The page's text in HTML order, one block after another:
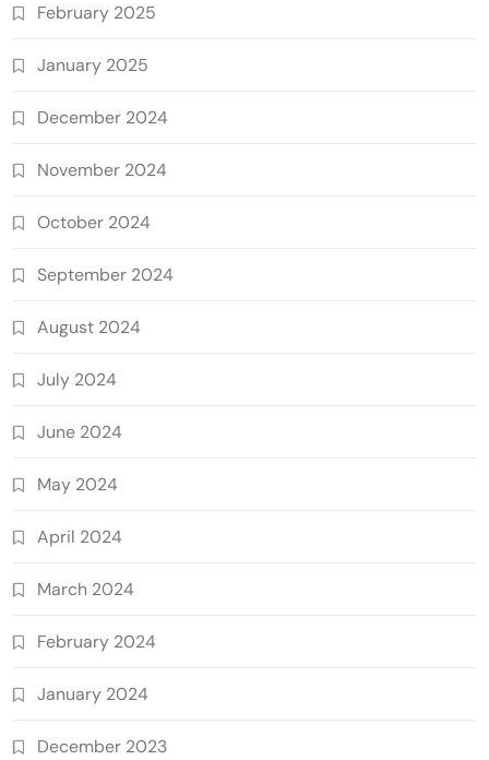
February 2025
January 2025
December 2024
November 2024
October 2024
September 2024
August 2024
July 2024
June 2024
May 2024
April 2024
March 2024
February 2024
January 2024
December 2023